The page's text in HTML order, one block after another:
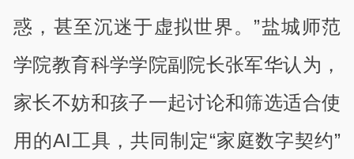
惑，甚至沉迷于虚拟世界。”盐城师范
学院教育科学学院副院长张军华认为，
家长不妨和孩子一起讨论和筛选适合使
用的AI工具，共同制定“家庭数字契约”